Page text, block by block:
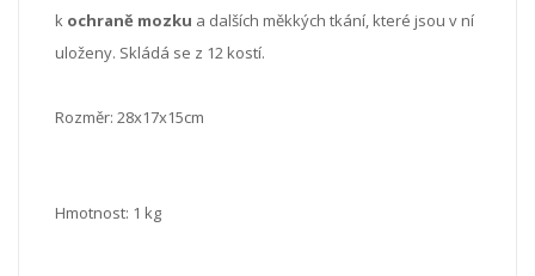
k ochraně mozku a dalších měkkých tkání, které jsou v ní
uloženy. Skládá se z 12 kostí.
Rozměr: 28x17x15cm
Hmotnost: 1 kg